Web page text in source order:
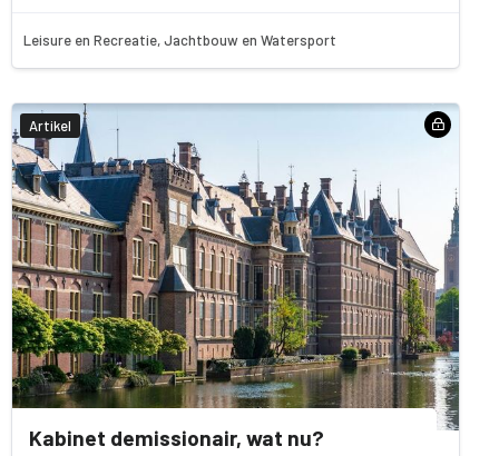
Leisure en Recreatie, Jachtbouw en Watersport
Artikel
Kabinet demissionair, wat nu?